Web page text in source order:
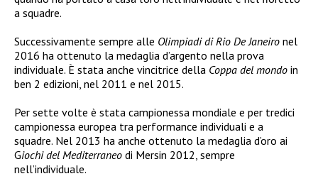
a squadre.
Successivamente sempre alle Olimpiadi di Rio De Janeiro nel
2016 ha ottenuto la medaglia d’argento nella prova
individuale. È stata anche vincitrice della Coppa del mondo in
ben 2 edizioni, nel 2011 e nel 2015.
Per sette volte è stata campionessa mondiale e per tredici
campionessa europea tra performance individuali e a
squadre. Nel 2013 ha anche ottenuto la medaglia d’oro ai
Giochi del Mediterraneo di Mersin 2012, sempre
nell’individuale.